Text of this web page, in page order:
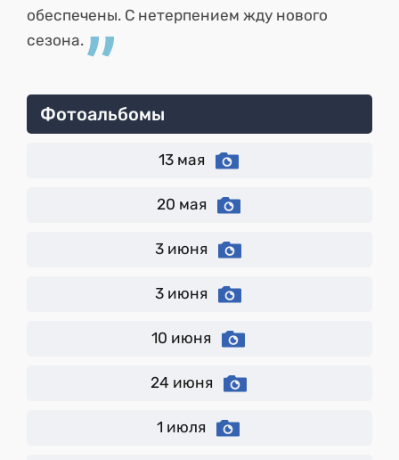
обеспечены. С нетерпением жду нового
сезона.
Фотоальбомы
13 мая
20 мая
3 июня
3 июня
10 июня
24 июня
1 июля